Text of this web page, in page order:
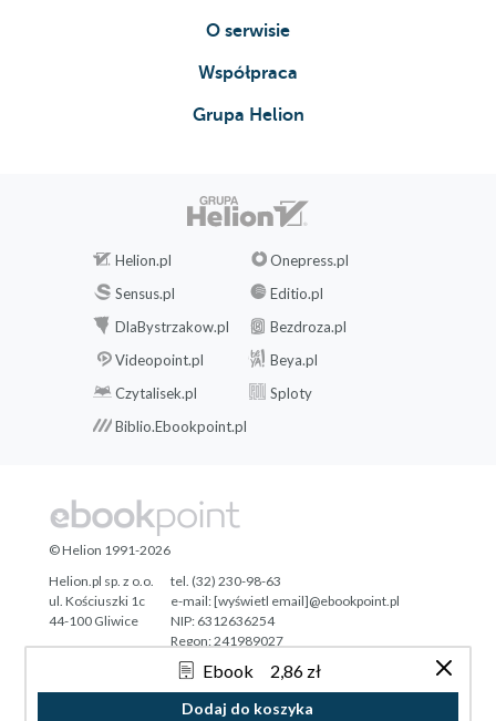
Ebook 2,86 zł
Dodaj do koszyka
O serwisie
Współpraca
Grupa Helion
Helion.pl
Onepress.pl
Sensus.pl
Editio.pl
DlaBystrzakow.pl
Bezdroza.pl
Videopoint.pl
Beya.pl
Czytalisek.pl
Sploty
Biblio.Ebookpoint.pl
Tonik.pl
© Helion 1991-2026
Helion.pl sp. z o.o.
ul. Kościuszki 1c
44-100 Gliwice
tel. (32) 230-98-63
e-mail:[wyświetl email]@ebookpoint.pl
NIP: 6312636254
Regon: 241989027